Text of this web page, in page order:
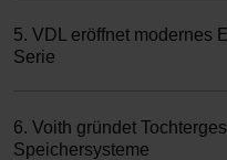
5. VDL eröffnet modernes
Serie
6. Voith gründet
Speichersysteme